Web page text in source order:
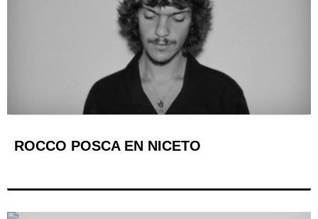
ROCCO POSCA EN NICETO